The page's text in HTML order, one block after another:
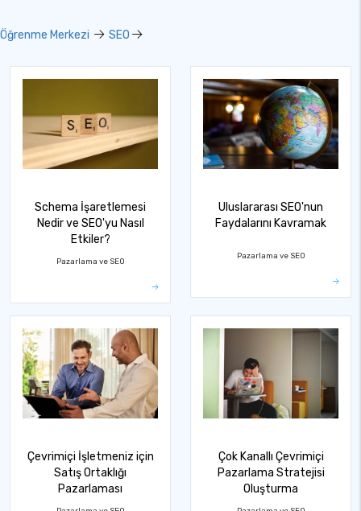
Öğrenme Merkezi SEO
Schema İşaretlemesi
Nedir ve SEO'yu Nasıl
Etkiler?
Pazarlama ve SEO
Uluslararası SEO'nun
Faydalarını Kavramak
Pazarlama ve SEO
Çevrimiçi İşletmeniz için
Satış Ortaklığı
Pazarlaması
Çok Kanallı Çevrimiçi
Pazarlama Stratejisi
Oluşturma